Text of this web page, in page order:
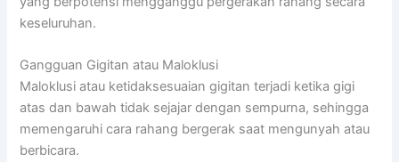
keseluruhan.
Gangguan Gigitan atau Maloklusi
Maloklusi atau ketidaksesuaian gigitan terjadi ketika gigi
atas dan bawah tidak sejajar dengan sempurna, sehingga
memengaruhi cara rahang bergerak saat mengunyah atau
berbicara.